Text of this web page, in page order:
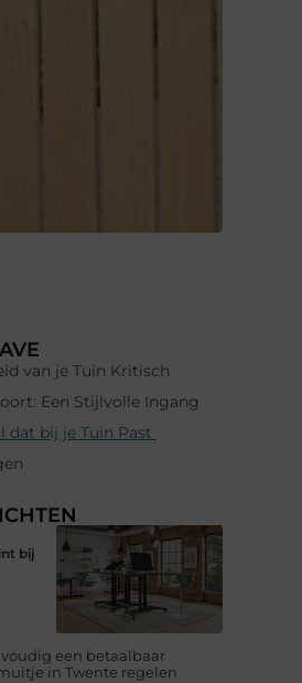
van je Tuin Kritisch
Een Stijlvolle Ingang
dat bij je Tuin Past
bij
een betaalbaar
in Twente regelen